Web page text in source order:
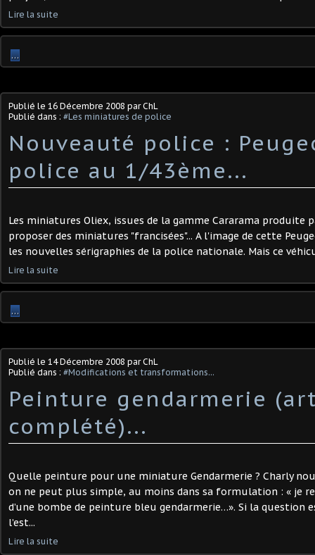
Lire la suite
…
Publié le 16 Décembre 2008 par ChL
Publié dans : #Les miniatures de police
Nouveauté police :
police au 1/43ème...
Les miniatures Oliex, issues de la gamme Cararama produite
proposer des miniatures "francisées"... A l'image de cette
les nouvelles sérigraphies de la police nationale. Mais ce
Lire la suite
…
Publié le 14 Décembre 2008 par ChL
Publié dans : #Modifications et transformations...
Peinture gendarmerie
complété)...
Quelle peinture pour une miniature Gendarmerie ? Charly
on ne peut plus simple, au moins dans sa formulation : « je
d’une bombe de peinture bleu gendarmerie…». Si la question
l’est...
Lire la suite